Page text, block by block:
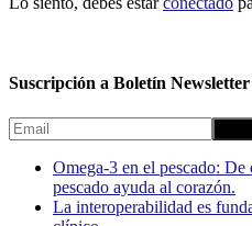
Suscripción a Boletín Newsletter
Omega-3 en el pescado: De
pescado ayuda al corazón.
La interoperabilidad es